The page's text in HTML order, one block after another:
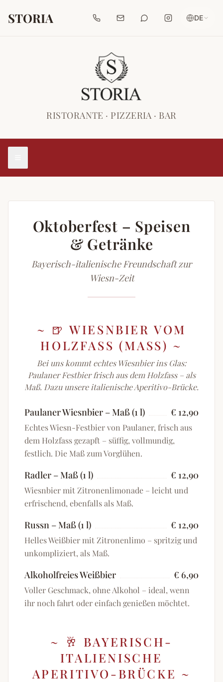
STORIA DE
RISTORANTE · PIZZERIA · BAR
Oktoberfest – Speisen
& Getränke
Bayerisch-italienische Freundschaft zur
Wiesn-Zeit
~ 🍺 WIESNBIER VOM
HOLZFASS (MASS)
~
Bei uns kommt echtes Wiesnbier ins Glas:
Paulaner Festbier frisch aus dem Holzfass – als
Maß. Dazu unsere italienische Aperitivo-Brücke.
Paulaner Wiesnbier – Maß (1 l) € 12,90
Echtes Wiesn-Festbier von Paulaner, frisch aus
dem Holzfass gezapft – süffig, vollmundig,
festlich. Die Maß zum Vorglühen.
Radler – Maß (1 l) € 12,90
Wiesnbier mit Zitronenlimonade – leicht und
erfrischend, ebenfalls als Maß.
Russn – Maß (1 l) € 12,90
Helles Weißbier mit Zitronenlimo – spritzig und
unkompliziert, als Maß.
Alkoholfreies Weißbier € 6,90
Voller Geschmack, ohne Alkohol – ideal, wenn
ihr noch fahrt oder einfach genießen möchtet.
~
🥂 BAYERISCH-
ITALIENISCHE
APERITIVO-BRÜCKE ~